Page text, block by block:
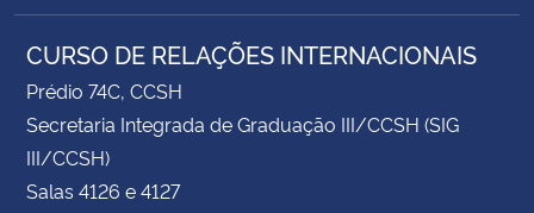
CURSO DE RELAÇÕES INTERNACIONAIS
Prédio 74C, CCSH
Secretaria Integrada de Graduação III/CCSH (SIG
III/CCSH)
Salas 4126 e 4127